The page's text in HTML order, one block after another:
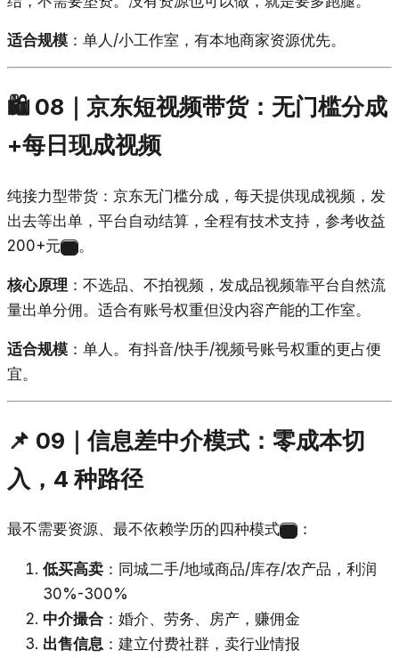
适合规模 ：单人/小工作室，有本地商家资源优先。
🛍️ 08｜京东短视频带货：无门槛分成
+每日现成视频
纯接力型带货：京东无门槛分成，每天提供现成视频，发
出去等出单，平台自动结算，全程有技术支持，参考收益
200+元
。
核心原理 ：不选品、不拍视频，发成品视频靠平台自然流
量出单分佣。适合有账号权重但没内容产能的工作室。
适合规模 ：单人。有抖音/快手/视频号账号权重的更占便
宜。
📌 09｜信息差中介模式：零成本切
入，4 种路径
最不需要资源、最不依赖学历的四种模式 ：
低买高卖 ：同城二手/地域商品/库存/农产品，利润
30%-300%
中介撮合 ：婚介、劳务、房产，赚佣金
出售信息 ：建立付费社群，卖行业情报